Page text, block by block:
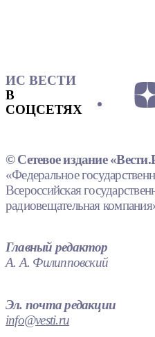
ИС ВЕСТИ
В
СОЦСЕТЯХ
© Сетевое издание
«Федеральное
Всероссийская
радиовещательная
Главный редактор
А. А. Филипповский
Эл. почта редакции
info@vesti.ru